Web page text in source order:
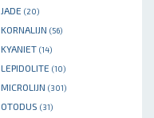
JADE (20)
KORNALIJN (56)
KYANIET (14)
LEPIDOLITE (10)
MICROLIJN (301)
OTODUS (31)